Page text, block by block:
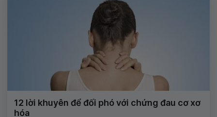
12 lời khuyên để đối phó với chứng đau cơ xơ
hóa